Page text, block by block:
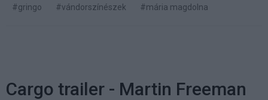
#gringo
#vándorszínészek #mária magdolna
Cargo trailer - Martin Freeman